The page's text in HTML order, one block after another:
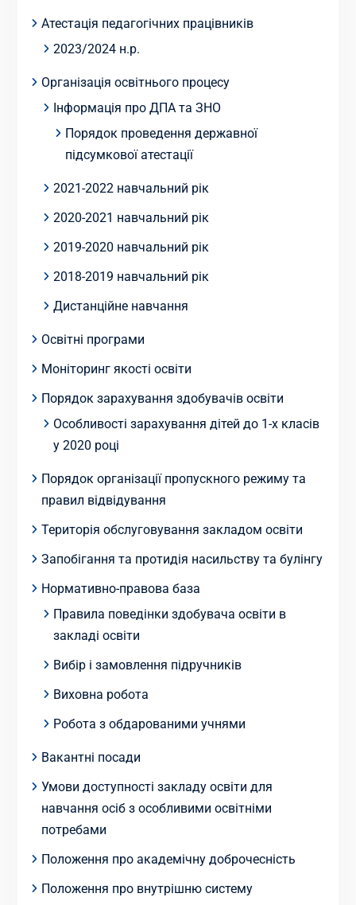
Атестація педагогічних працівників
2023/2024 н.р.
Організація освітнього процесу
Інформація про ДПА та ЗНО
Порядок проведення державної
підсумкової атестації
2021-2022 навчальний рік
2020-2021 навчальний рік
2019-2020 навчальний рік
2018-2019 навчальний рік
Дистанційне навчання
Освітні програми
Моніторинг якості освіти
Порядок зарахування здобувачів освіти
Особливості зарахування дітей до 1-х класів
у 2020 році
Порядок організації пропускного режиму та
правил відвідування
Територія обслуговування закладом освіти
Запобігання та протидія насильству та булінгу
Нормативно-правова база
Правила поведінки здобувача освіти в
закладі освіти
Вибір і замовлення підручників
Виховна робота
Робота з обдарованими учнями
Вакантні посади
Умови доступності закладу освіти для
навчання осіб з особливими освітніми
потребами
Положення про академічну доброчесність
Положення про внутрішню систему